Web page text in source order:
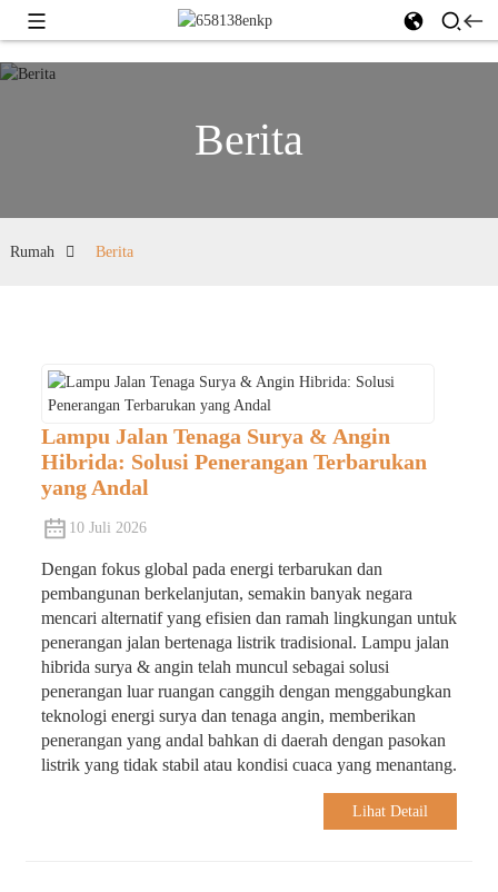
Berita
Rumah Berita
Lampu Jalan Tenaga Surya & Angin
Hibrida: Solusi Penerangan Terbarukan
yang Andal
10 Juli 2026
Dengan fokus global pada energi terbarukan dan
pembangunan berkelanjutan, semakin banyak negara
mencari alternatif yang efisien dan ramah lingkungan untuk
penerangan jalan bertenaga listrik tradisional. Lampu jalan
hibrida surya & angin telah muncul sebagai solusi
penerangan luar ruangan canggih dengan menggabungkan
teknologi energi surya dan tenaga angin, memberikan
penerangan yang andal bahkan di daerah dengan pasokan
listrik yang tidak stabil atau kondisi cuaca yang menantang.
Lihat Detail